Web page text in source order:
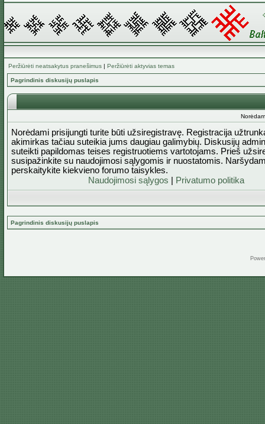
Peržiūrėti neatsakytus pranešimus | Peržiūrėti aktyvias temas
Pagrindinis diskusijų puslapis
Norėdami prisijungti turite būti užsiregistravę. Registracija
akimirkas tačiau suteikia jums daugiau galimybių. Diskusijų
suteikti papildomas teises registruotiems vartotojams. Prieš
susipažinkite su naudojimosi sąlygomis ir nuostatomis.
perskaitykite kiekvieno forumo taisykles.
Naudojimosi sąlygos
Privatumo politika
Pagrindinis diskusijų puslapis